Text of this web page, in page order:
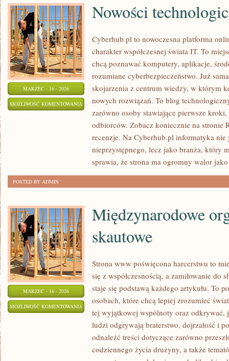
MARZEC - 16 - 2026
MOŻLIWOŚĆ KOMENTOWANIA NOWOŚCI
TECHNOLOGICZNE
Nowości
Cyberhub.pl to nowoczesna platforma
charakter współczesnej świata IT. To
chcą poznawać komputery, aplikacje,
rozumiane cyberbezpieczeństwo. Już
skojarzenia z centrum wiedzy, w którym
nowych rozwiązań. To blog
zarówno osoby stawiające pierwsze
odbiorców. Zobacz koniecznie na stronie
recenzje. Na Cyberhub.pl informatyka nie
nieprzystępnego, lecz jako branża, który
sprawia, że strona ma ogromny walor
POSTED BY ADMIN
MARZEC - 16 - 2026
MOŻLIWOŚĆ KOMENTOWANIA MIĘDZYNARODOWE
ORGANIZACJE
Międzynarodowe
skautowe
Strona www poświęcona harcerstwu to
się z współczesnością, a zamiłowanie do
staje się podstawą każdego artykułu. To
osobach, które chcą lepiej zrozumieć
tej wyjątkowej wspólnoty oraz odkrywać,
ludzi odgrywają braterstwo, dojrzałość i
odnaleźć treści dotyczące zarówno
codziennego życia drużyny, a także